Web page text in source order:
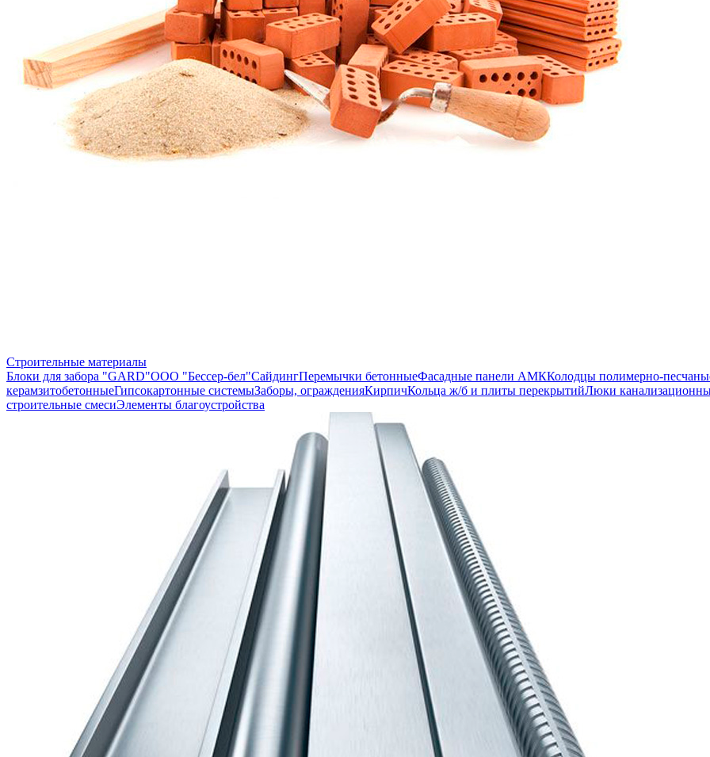
Строительные материалы
Блоки для забора "GARD"ООО "Бессер-бел"СайдингПеремычки бетонныеФасадные панели АМККолодцы полимерно-
керамзитобетонныеГипсокартонные системыЗаборы, огражденияКирпичКольца ж/б и плиты перекрытийЛюки
строительные смесиЭлементы благоустройства